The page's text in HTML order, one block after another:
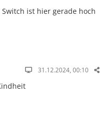
ist hier gerade hoch
31.12.2024, 00:10